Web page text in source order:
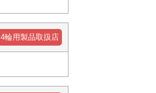
4輪用製品取扱店